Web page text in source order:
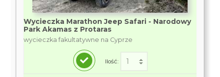
Wycieczka Marathon Jeep Safari - Narodowy
Park Akamas z Protaras
wycieczka fakultatywne na Cyprze
Ilość: